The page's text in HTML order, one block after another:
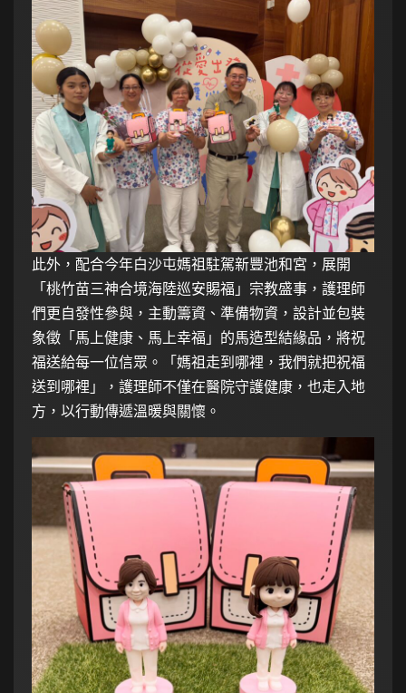
此外，配合今年白沙屯媽祖駐駕新豐池和宮，展開
「桃竹苗三神合境海陸巡安賜福」宗教盛事，護理師
們更自發性參與，主動籌資、準備物資，設計並包裝
象徵「馬上健康、馬上幸福」的馬造型結緣品，將祝
福送給每一位信眾。「媽祖走到哪裡，我們就把祝福
送到哪裡」，護理師不僅在醫院守護健康，也走入地
方，以行動傳遞溫暖與關懷。